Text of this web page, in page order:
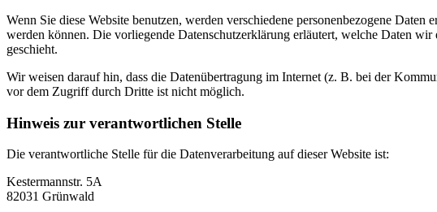
Wenn Sie diese Website benutzen, werden verschiedene personenbezogene
werden können. Die vorliegende Datenschutzerklärung erläutert, welche Daten
geschieht.
Wir weisen darauf hin, dass die Datenübertragung im Internet (z. B. bei der
vor dem Zugriff durch Dritte ist nicht möglich.
Hinweis zur verantwortlichen Stelle
Die verantwortliche Stelle für die Datenverarbeitung auf dieser Website ist:
Kestermannstr. 5A
82031 Grünwald